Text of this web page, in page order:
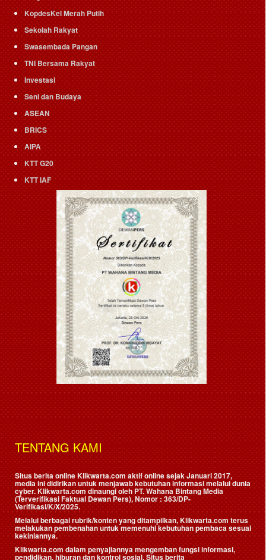
KopdesKel Merah Putih
Sekolah Rakyat
Swasembada Pangan
TNI Bersama Rakyat
Investasi
Seni dan Budaya
ASEAN
BRICS
AIPA
KTT G20
KTT IAF
TENTANG KAMI
Situs berita online Klikwarta.com aktif online sejak Januari 2017,
media ini didirikan untuk menjawab kebutuhan informasi melalui dunia
cyber. Klikwarta.com dinaungi oleh PT. Wahana Bintang Media
(Terverifikasi Faktual Dewan Pers), Nomor : 363/DP-
Verifikasi/K/X/2025.
Melalui berbagai rubrik/konten yang ditampilkan, Klikwarta.com terus
melakukan pembenahan untuk memenuhi kebutuhan pembaca sesuai
kekiniannya.
Klikwarta.com dalam penyajiannya mengemban fungsi informasi,
pendidikan, hiburan dan kontrol sosial. Situs berita